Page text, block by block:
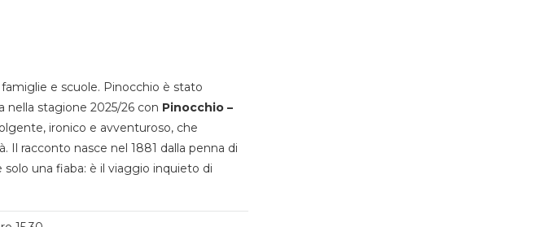
e scuole. Pinocchio è stato
nella stagione 2025/26 con Pinocchio –
ironico e avventuroso, che
racconto nasce nel 1881 dalla penna di
solo una fiaba: è il viaggio inquieto di